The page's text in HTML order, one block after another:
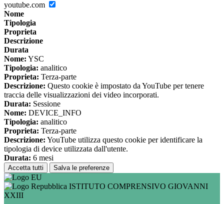
youtube.com
Nome
Tipologia
Proprieta
Descrizione
Durata
Nome: YSC
Tipologia: analitico
Proprieta: Terza-parte
Descrizione: Questo cookie è impostato da YouTube per tenere
traccia delle visualizzazioni dei video incorporati.
Durata: Sessione
Nome: DEVICE_INFO
Tipologia: analitico
Proprieta: Terza-parte
Descrizione: YouTube utilizza questo cookie per identificare la
tipologia di device utilizzata dall'utente.
Durata: 6 mesi
Accetta tutti Salva le preferenze
ISTITUTO COMPRENSIVO GIOVANNI
XXIII